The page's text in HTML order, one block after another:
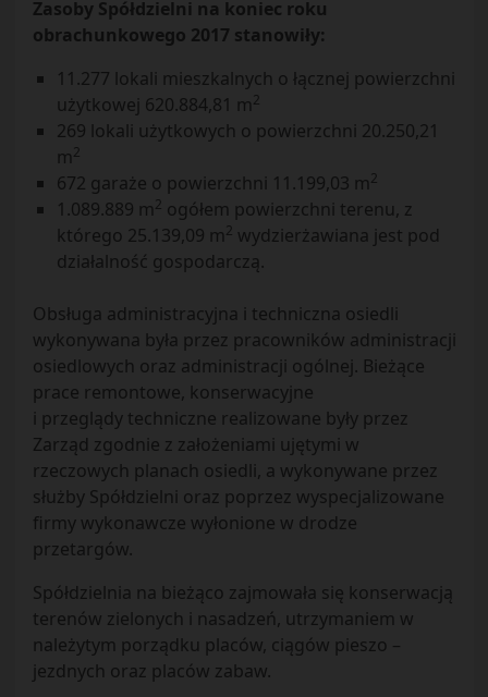
Zasoby Spółdzielni na koniec roku
obrachunkowego 2017 stanowiły:
11.277 lokali mieszkalnych o łącznej powierzchni
użytkowej 620.884,81 m2
269 lokali użytkowych o powierzchni 20.250,21
m2
672 garaże o powierzchni 11.199,03 m2
1.089.889 m2 ogółem powierzchni terenu, z
którego 25.139,09 m2 wydzierżawiana jest pod
działalność gospodarczą.
Obsługa administracyjna i techniczna osiedli
wykonywana była przez pracowników administracji
osiedlowych oraz administracji ogólnej. Bieżące
prace remontowe, konserwacyjne
i przeglądy techniczne realizowane były przez
Zarząd zgodnie z założeniami ujętymi w
rzeczowych planach osiedli, a wykonywane przez
służby Spółdzielni oraz poprzez wyspecjalizowane
firmy wykonawcze wyłonione w drodze
przetargów.
Spółdzielnia na bieżąco zajmowała się konserwacją
terenów zielonych i nasadzeń, utrzymaniem w
należytym porządku placów, ciągów pieszo –
jezdnych oraz placów zabaw.